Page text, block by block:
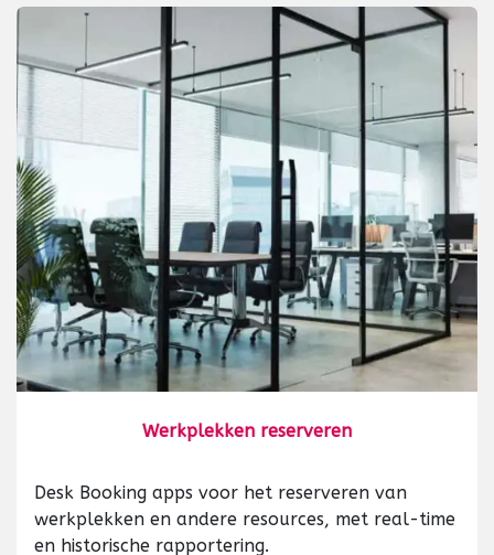
Werkplekken reserveren
Desk Booking apps voor het reserveren van
werkplekken en andere resources, met real-time
en historische rapportering.